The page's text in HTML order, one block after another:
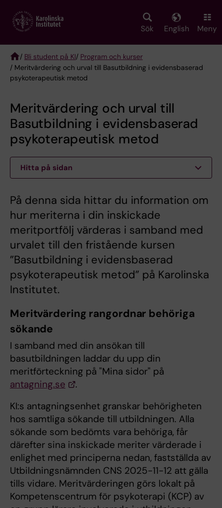
main
Sök English Meny
Breadcrumb
/ Bli student på KI/ Program och kurser
/ Meritvärdering och urval till Basutbildning i evidensbaserad
psykoterapeutisk metod
Meritvärdering och urval till
Basutbildning i evidensbaserad
psykoterapeutisk metod
Hitta på sidan
På denna sida hittar du information om
hur meriterna i din inskickade
meritportfölj värderas i samband med
urvalet till den fristående kursen
”Basutbildning i evidensbaserad
psykoterapeutisk metod” på Karolinska
Institutet.
Meritvärdering rangordnar behöriga
sökande
I samband med din ansökan till
basutbildningen laddar du upp din
meritförteckning på "Mina sidor" på
antagning.se
.
KI:s antagningsenhet granskar behörigheten
hos samtliga sökande till utbildningen. Alla
sökande som bedömts vara behöriga, får
därefter sina inskickade meriter värderade i
enlighet med principerna nedan, fastställda av
Utbildningsnämnden CNS 2025-11-12 att gälla
tills vidare. Meritvärderingen görs lokalt på
Kompetenscentrum för psykoterapi (KCP) av